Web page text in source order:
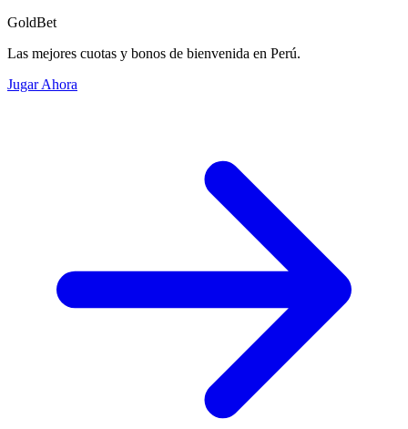
GoldBet
Las mejores cuotas y bonos de bienvenida en Perú.
Jugar Ahora